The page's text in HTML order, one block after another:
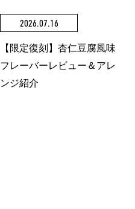
2026.07.16
【限定復刻】杏仁豆腐風味
フレーバーレビュー＆アレ
ンジ紹介